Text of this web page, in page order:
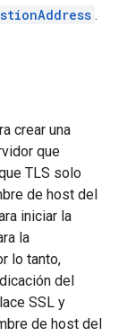
.
crear una
que
TLS solo
de host del
iniciar la
la
lo tanto,
del
SSL y
de host del